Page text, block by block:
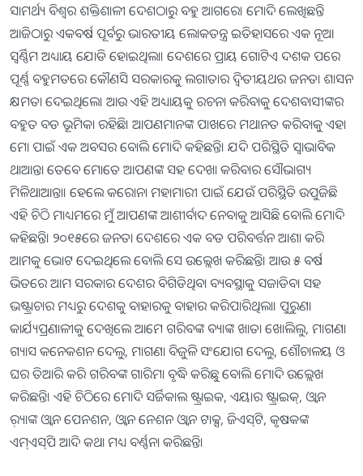
ସାମର୍ଥ୍ୟ ବିଶ୍ୱର ଶକ୍ତିଶାଳୀ ଦେଶଠାରୁ ବହୁ ଆଗରେ। ମୋଦି ଲେଖିଛନ୍ତି
ଆଜିଠାରୁ ଏକବର୍ଷ ପୂର୍ବରୁ ଭାରତୀୟ ଲୋକତନ୍ତ୍ର ଇତିହାସରେ ଏକ ନୂଆ
ସ୍ବର୍ଣ୍ଣିମ ଅଧ୍ୟାୟ ଯୋଡି ହୋଇଥିଲା। ଦେଶରେ ପ୍ରାୟ ଗୋଟିଏ ଦଶକ ପରେ
ପୂର୍ଣ୍ଣ ବହୁମତରେ କୌଣସି ସରକାରକୁ ଲଗାତାର ଦ୍ୱିତୀୟଥର ଜନତା ଶାସନ
କ୍ଷମତା ଦେଇଥିଲେ। ଆଉ ଏହି ଅଧ୍ୟାୟକୁ ରଚନା କରିବାକୁ ଦେଶବାସୀଙ୍କର
ବହୁତ ବଡ ଭୂମିକା ରହିଛି। ଆପଣମାନଙ୍କ ପାଖରେ ମଥାନତ କରିବାକୁ ଏହା
ମୋ ପାଇଁ ଏକ ଅବସର ବୋଲି ମୋଦି କହିଛନ୍ତି। ଯଦି ପରିସ୍ଥିତି ସ୍ବାଭାବିକ
ଥାଆନ୍ତା ତେବେ ମୋତେ ଆପଣଙ୍କ ସହ ଦେଖା କରିବାର ସୌଭାଗ୍ୟ
ମିଳିଥାଆନ୍ତା। ହେଲେ କରୋନା ମହାମାରୀ ପାଇଁ ଯେଉଁ ପରିସ୍ଥିତି ଉପୁଜିଛି
ଏହି ଚିଠି ମାଧ୍ୟମରେ ମୁଁ ଆପଣଙ୍କ ଆଶୀର୍ବାଦ ନେବାକୁ ଆସିଛି ବୋଲି ମୋଦି
କହିଛନ୍ତି। ୨୦୧୫ରେ ଜନତା ଦେଶରେ ଏକ ବଡ ପରିବର୍ତ୍ତନ ଆଶା କରି
ଆମକୁ ଭୋଟ ଦେଇଥିଲେ ବୋଲି ସେ ଉଲ୍ଲେଖ କରିଛନ୍ତି। ଆଉ ୫ ବର୍ଷ
ଭିତରେ ଆମ ସରକାର ଦେଶର ବିଗିଡିଥିବା ବ୍ୟବସ୍ଥାକୁ ସଜାଡିବା ସହ
ଭଷ୍ଟ୍ରାଚାର ମଧ୍ୟରୁ ଦେଶକୁ ବାହାରକୁ ବାହାର କରିପାରିଥିଲା। ପୁରୁଣା
କାର୍ଯ୍ୟପ୍ରଣାଳୀକୁ ଦେଖିଲେ ଆମେ ଗରିବଙ୍କ ବ୍ୟାଙ୍କ ଖାତା ଖୋଲିଲୁ, ମାଗଣା
ଗ୍ୟାସ କନେକଶନ ଦେଲୁ, ମାଗଣା ବିଜୁଳି ସଂଯୋଗ ଦେଲୁ, ଶୌଚାଳୟ ଓ
ଘର ତିଆରି କରି ଗରିବଙ୍କ ଗାରିମା ବୃଦ୍ଧି କରିଛୁ ବୋଲି ମୋଦି ଉଲ୍ଲେଖ
କରିଛନ୍ତି। ଏହି ଚିଠିରେ ମୋଦି ସର୍ଜିକାଲ ଷ୍ଟ୍ରାଇକ, ଏୟାର ଷ୍ଟ୍ରାଇକ୍‌, ଓ୍ବାନ
ର଼୍ୟାଙ୍କ ଓ୍ବାନ ପେନଶନ, ଓ୍ବାନ ନେଶନ ଓ୍ବାନ ଟାକ୍ସ, ଜିଏସ୍‌ଟି, କୃଷକଙ୍କ
ଏମ୍‌ଏସ୍‌ପି ଆଦି କଥା ମଧ୍ୟ ବର୍ଣ୍ଣନା କରିଛନ୍ତି।